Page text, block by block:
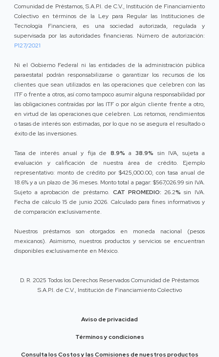
Comunidad de Préstamos, S.A.P.I. de C.V., Institución de Financiamiento
Colectivo en términos de la Ley para Regular las Instituciones de
Tecnología Financiera, es una sociedad autorizada, regulada y
supervisada por las autoridades financieras. Número de autorización:
P127/2021
Ni el Gobierno Federal ni las entidades de la administración pública
paraestatal podrán responsabilizarse o garantizar los recursos de los
clientes que sean utilizados en las operaciones que celebren con las
ITF o frente a otros, así como tampoco asumir alguna responsabilidad por
las obligaciones contraídas por las ITF o por algún cliente frente a otro,
en virtud de las operaciones que celebren. Los retornos, rendimientos
o tasas de interés son estimadas, por lo que no se asegura el resultado o
éxito de las inversiones.
Tasa de interés anual y fija de 8.9% a 38.9% sin IVA, sujeta a
evaluación y calificación de nuestra área de crédito. Ejemplo
representativo: monto de crédito por $425,000.00, con tasa anual de
18.6% y a un plazo de 36 meses. Monto total a pagar: $567,026.99 sin IVA.
Sujeto a aprobación de préstamo. CAT PROMEDIO: 26.2% sin IVA.
Fecha de cálculo 15 de junio 2026. Calculado para fines informativos y
de comparación exclusivamente.
Nuestros préstamos son otorgados en moneda nacional (pesos
mexicanos). Asimismo, nuestros productos y servicios se encuentran
disponibles exclusivamente en México.
D. R. 2025 Todos los Derechos Reservados Comunidad de Préstamos
S.A.P.I. de C.V., Institución de Financiamiento Colectivo
Aviso de privacidad
Términos y condiciones
Consulta los Costos y las Comisiones de nuestros productos